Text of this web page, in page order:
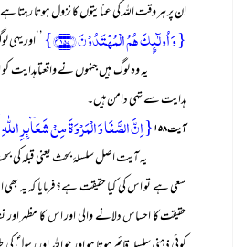
ان پر ہر وقت اللہ کی عنایتوں کا نزول ہوتا
{ وَ اُولٰٓئِکَ ہُمُ الۡمُہۡتَدُوۡنَ ﴿۱۵۷﴾}
’’اور یہی
یہ وہ لوگ ہیں جنہوں نے واقعتا ہدایت کو
ہدایت سے تہی دامن ہیں۔
آیت ۱۵۸ { اِنَّ الصَّفَا وَ الۡمَرۡوَۃَ مِنۡ شَعَآئِرِ
یہ آیت اصل سلسلۂ بحث یعنی قبلہ کی بحث
سعی ہے تو اس کی کیا حقیقت ہے؟ فرمایا کہ یہ
حقیقت کا احساس دلانے والی اور اس کا مظہر اور